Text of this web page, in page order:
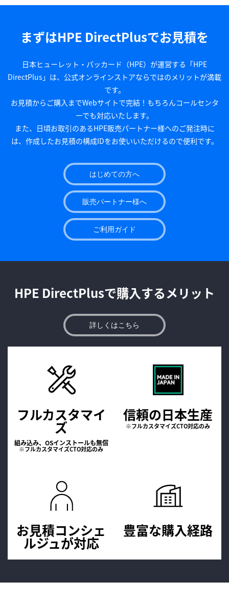
まずはHPE DirectPlusでお見積を
日本ヒューレット・パッカード（HPE）が運営する「HPE
DirectPlus」は、公式オンラインストアならではのメリットが満載
です。
お見積からご購入までWebサイトで完結！もちろんコールセンタ
ーでも対応いたします。
また、日頃お取引のあるHPE販売パートナー様へのご発注時に
は、作成したお見積の構成IDをお使いいただけるので便利です。
はじめての方へ
販売パートナー様へ
ご利用ガイド
HPE DirectPlusで購入するメリット
詳しくはこちら
フルカスタマイ
ズ
組み込み、OSインストールも無償
※フルカスタマイズCTO対応のみ
信頼の日本生産
※フルカスタマイズCTO対応のみ
お見積コンシェ
ルジュが対応
豊富な購入経路